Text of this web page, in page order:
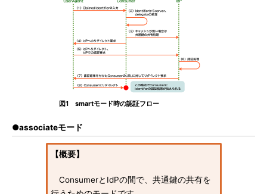
図1 smartモード時の認証フロー
●associateモード
【概要】
ConsumerとIdPの間で、共通鍵の共有を